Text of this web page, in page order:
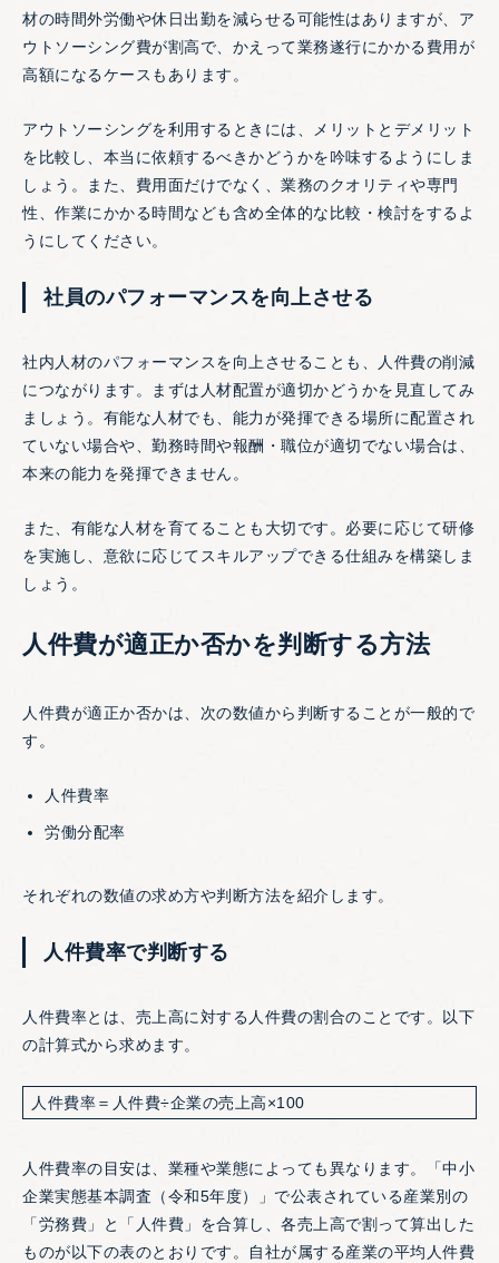
材の時間外労働や休日出勤を減らせる可能性はありますが、ア
ウトソーシング費が割高で、かえって業務遂行にかかる費用が
高額になるケースもあります。
アウトソーシングを利用するときには、メリットとデメリット
を比較し、本当に依頼するべきかどうかを吟味するようにしま
しょう。また、費用面だけでなく、業務のクオリティや専門
性、作業にかかる時間なども含め全体的な比較・検討をするよ
うにしてください。
社員のパフォーマンスを向上させる
社内人材のパフォーマンスを向上させることも、人件費の削減
につながります。まずは人材配置が適切かどうかを見直してみ
ましょう。有能な人材でも、能力が発揮できる場所に配置され
ていない場合や、勤務時間や報酬・職位が適切でない場合は、
本来の能力を発揮できません。
また、有能な人材を育てることも大切です。必要に応じて研修
を実施し、意欲に応じてスキルアップできる仕組みを構築しま
しょう。
人件費が適正か否かを判断する方法
人件費が適正か否かは、次の数値から判断することが一般的で
す。
人件費率
労働分配率
それぞれの数値の求め方や判断方法を紹介します。
人件費率で判断する
人件費率とは、売上高に対する人件費の割合のことです。以下
の計算式から求めます。
人件費率＝人件費÷企業の売上高×100
人件費率の目安は、業種や業態によっても異なります。「中小
企業実態基本調査（令和5年度）」で公表されている産業別の
「労務費」と「人件費」を合算し、各売上高で割って算出した
ものが以下の表のとおりです。自社が属する産業の平均人件費